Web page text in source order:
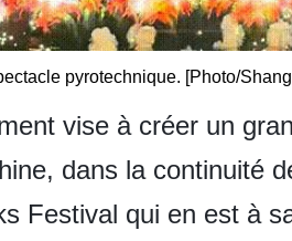
pyrotechnique. [Photo/
vise à créer un
dans la continuité
Festival qui en est à